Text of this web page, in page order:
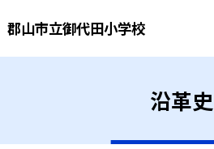
郡山市立御代田小学校
沿革史